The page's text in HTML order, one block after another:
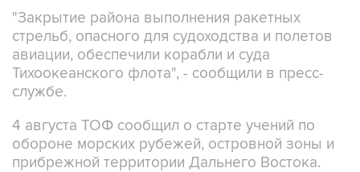
"Закрытие района выполнения ракетных
стрельб, опасного для судоходства и полетов
авиации, обеспечили корабли и суда
Тихоокеанского флота", - сообщили в пресс-
службе.
4 августа ТОФ сообщил о старте учений по
обороне морских рубежей, островной зоны и
прибрежной территории Дальнего Востока.